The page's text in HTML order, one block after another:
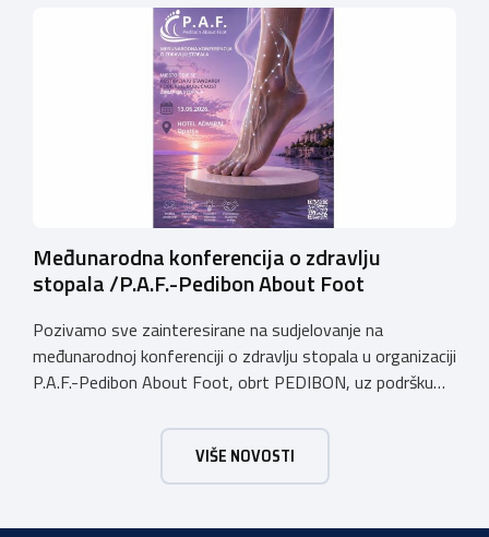
PAR.Voditelj programa je dr. sc. Slobodan Ivanović,
profesor emeritus. Posebno ističemo kako je program za
sve polaznike potpuno besplatan, budući da se financira
Međunarodna konferencija o zdravlju
stopala /P.A.F.-Pedibon About Foot
Pozivamo sve zainteresirane na sudjelovanje na
međunarodnoj konferenciji o zdravlju stopala u organizaciji
P.A.F.-Pedibon About Foot, obrt PEDIBON, uz podršku
Udruženja obrtnika Viškovo Kastav Klana Jelenje.
Konferencija će se održati u subotu, dana 13. lipnja
2026.godine u hotelu Admiral u Opatiji u terminu od 09:00
VIŠE NOVOSTI